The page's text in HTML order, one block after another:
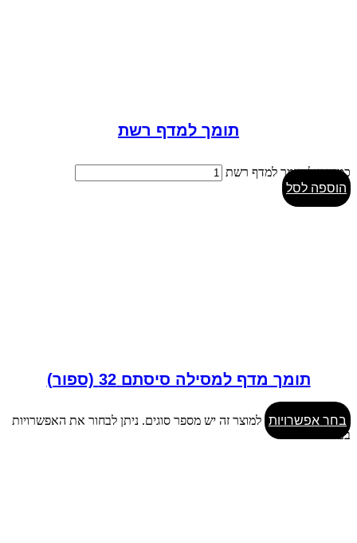
תומך למדף רשת
כמות של תומך למדף רשת
הוספה לסל
תומך מדף למסילה סיסתם 32 (ספור)
בחר אפשרויות למוצר זה יש מספר סוגים. ניתן לבחור את האפשרויות
בעמוד המוצר